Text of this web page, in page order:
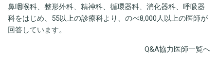
鼻咽喉科、整形外科、精神科、循環器科、消化器科、呼吸器
科をはじめ、55以上の診療科より、のべ8,000人以上の医師が
回答しています。
Q&A協力医師一覧へ